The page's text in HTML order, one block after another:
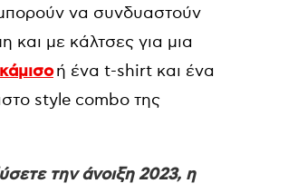
να συνδυαστούν
και με κάλτσες για μια
ή ένα t-shirt και ένα
style combo της
την άνοιξη 2023, η